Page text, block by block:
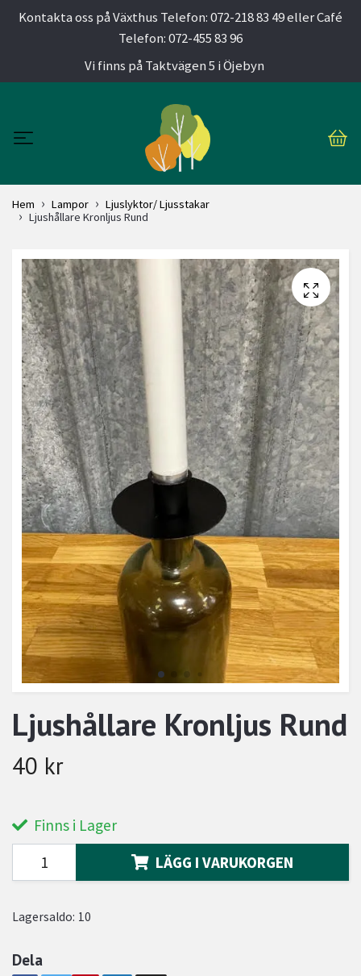
Kontakta oss på Växthus Telefon: 072-218 83 49 eller Café
Telefon: 072-455 83 96
Vi finns på Taktvägen 5 i Öjebyn
Hem Lampor
Ljuslyktor/ Ljusstakar
Ljushållare Kronljus Rund
Ljushållare Kronljus Rund
40 kr
Finns i Lager
LÄGG I VARUKORGEN
Lagersaldo: 10
Dela